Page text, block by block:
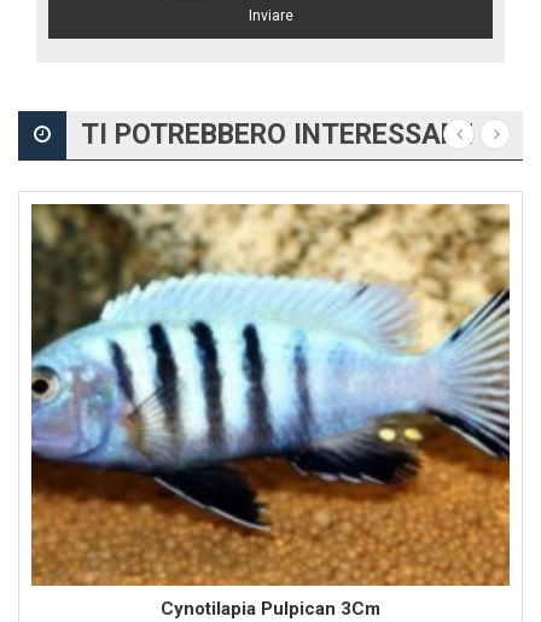
TI POTREBBERO INTERESSARE
Cynotilapia Pulpican 3Cm